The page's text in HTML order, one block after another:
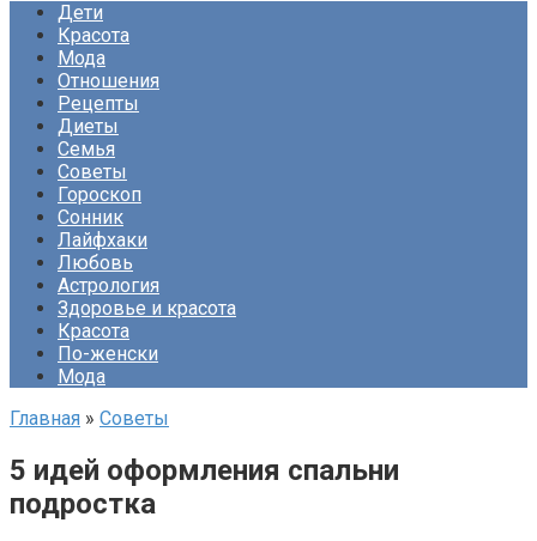
Дети
Красота
Мода
Отношения
Рецепты
Диеты
Семья
Советы
Гороскоп
Сонник
Лайфхаки
Любовь
Астрология
Здоровье и красота
Красота
По-женски
Мода
Главная » Советы
5 идей оформления спальни
подростка